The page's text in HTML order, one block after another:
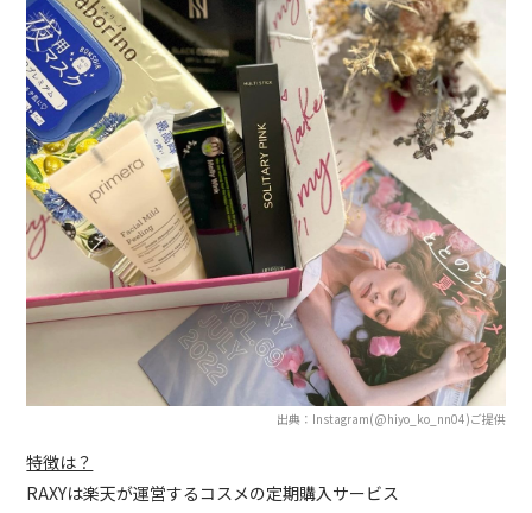
出典：Instagram(@hiyo_ko_nn04)ご提供
特徴は？
RAXYは楽天が運営するコスメの定期購入サービス